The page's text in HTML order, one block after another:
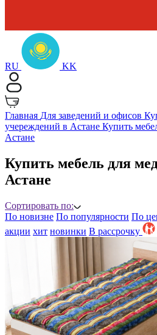
RU KK
Главная Для заведений и офисов
учереждений в Астане Купить
Астане
Купить мебель для
Астане
Сортировать по:
По новизне По популярности По
акции хит новинки B рассрочку